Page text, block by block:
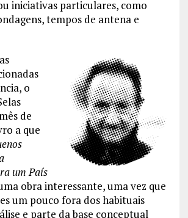
iniciativas particulares, como
tempos de antena e
o
de
a que
um País
obra interessante, uma vez que
um pouco fora dos habituais
e parte da base conceptual